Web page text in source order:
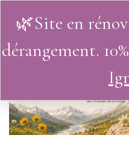
🌿Site en
dérangement.